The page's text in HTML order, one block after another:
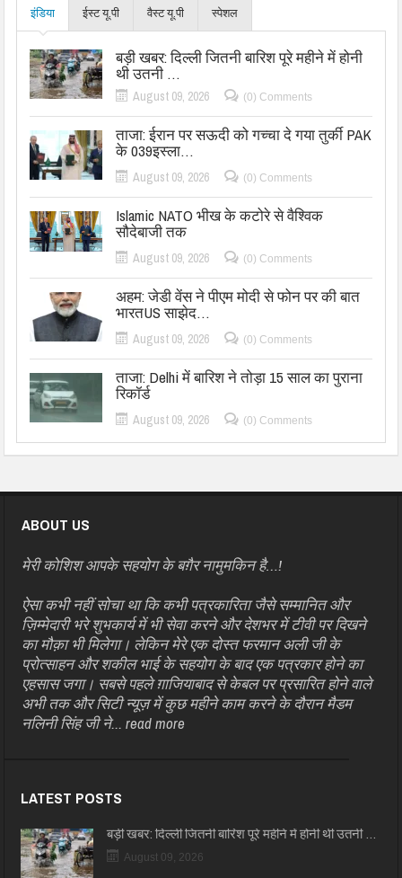
इंडिया ईस्ट यू.पी वैस्ट यू.पी स्पेशल
बड़ी खबर: दिल्ली जितनी बारिश पूरे महीने में होनी
थी उतनी …
August 09, 2026 (0) Comments
ताजा: ईरान पर सऊदी को गच्चा दे गया तुर्की PAK
के 039इस्ला…
August 09, 2026 (0) Comments
Islamic NATO भीख के कटोरे से वैश्विक
सौदेबाजी तक
August 09, 2026 (0) Comments
अहम: जेडी वेंस ने पीएम मोदी से फोन पर की बात
भारतUS साझेद…
August 09, 2026 (0) Comments
ताजा: Delhi में बारिश ने तोड़ा 15 साल का पुराना
रिकॉर्ड
August 09, 2026 (0) Comments
ABOUT US
मेरी कोशिश आपके सहयोग के बग़ैर नामुमकिन है…!
ऐसा कभी नहीं सोचा था कि कभी पत्रकारिता जैसे सम्मानित और
ज़िम्मेदारी भरे शुभकार्य में भी सेवा करने और देशभर में टीवी पर दिखने
का मौक़ा भी मिलेगा। लेकिन मेरे एक दोस्त फरमान अली जी के
प्रोत्साहन और शकील भाई के सहयोग के बाद एक पत्रकार होने का
एहसास जगा। सबसे पहले ग़ाजियाबाद से केबल पर प्रसारित होने वाले
अभी तक और सिटी न्यूज़ में कुछ महीने काम करने के दौरान मैडम
नलिनी सिंह जी ने...read more
LATEST POSTS
बड़ी खबर: दिल्ली जितनी बारिश पूरे महीने में होनी थी उतनी …
August 09, 2026